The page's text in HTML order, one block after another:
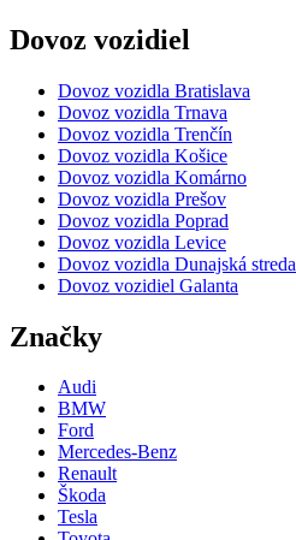
Dovoz vozidiel
Dovoz vozidla Bratislava
Dovoz vozidla Trnava
Dovoz vozidla Trenčín
Dovoz vozidla Košice
Dovoz vozidla Komárno
Dovoz vozidla Prešov
Dovoz vozidla Poprad
Dovoz vozidla Levice
Dovoz vozidla Dunajská streda
Dovoz vozidiel Galanta
Značky
Audi
BMW
Ford
Mercedes-Benz
Renault
Škoda
Tesla